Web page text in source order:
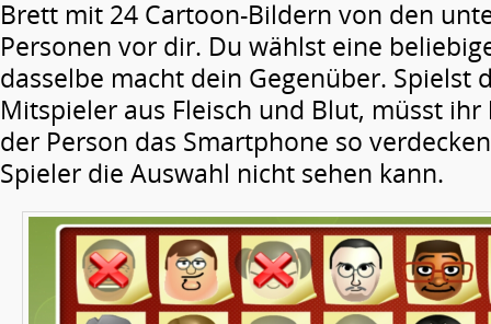
Brett mit 24 Cartoon-Bildern von den
Personen vor dir. Du wählst eine
dasselbe macht dein Gegenüber. Spielst
Mitspieler aus Fleisch und Blut, müsst
der Person das Smartphone so
Spieler die Auswahl nicht sehen kann.